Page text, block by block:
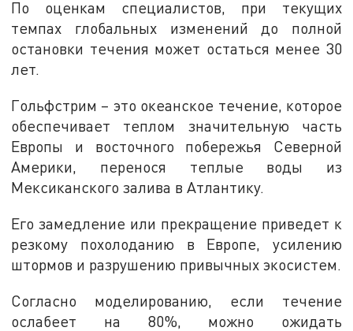
По оценкам специалистов, при текущих
темпах глобальных изменений до полной
остановки течения может остаться менее 30
лет.
Гольфстрим – это океанское течение, которое
обеспечивает теплом значительную часть
Европы и восточного побережья Северной
Америки, перенося теплые воды из
Мексиканского залива в Атлантику.
Его замедление или прекращение приведет к
резкому похолоданию в Европе, усилению
штормов и разрушению привычных экосистем.
Согласно моделированию, если течение
ослабеет на 80%, можно ожидать